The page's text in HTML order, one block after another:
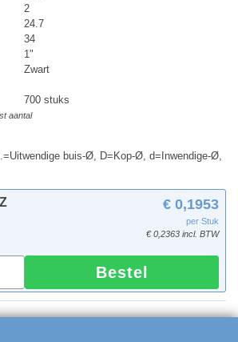
2
24.7
34
1"
Zwart
700 stuks
aantal
buis-Ø, D=Kop-Ø, d=Inwendige-Ø,
€ 0,1953
per Stuk
€ 0,2363 incl. BTW
Bestel